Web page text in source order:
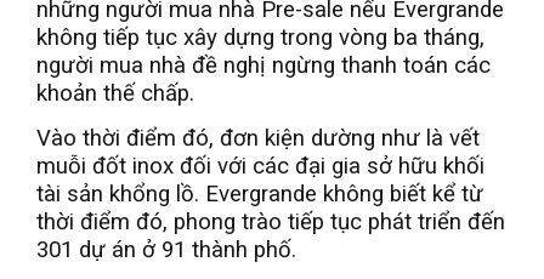
những người mua nhà Pre-sale nếu Evergrande
không tiếp tục xây dựng trong vòng ba tháng,
người mua nhà đề nghị ngừng thanh toán các
khoản thế chấp.
Vào thời điểm đó, đơn kiện dường như là vết
muỗi đốt inox đối với các đại gia sở hữu khối
tài sản khổng lồ. Evergrande không biết kể từ
thời điểm đó, phong trào tiếp tục phát triển đến
301 dự án ở 91 thành phố.